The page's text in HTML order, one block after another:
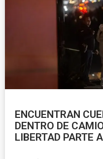
ENCUENTRAN
DENTRO DE
LIBERTAD PARTE